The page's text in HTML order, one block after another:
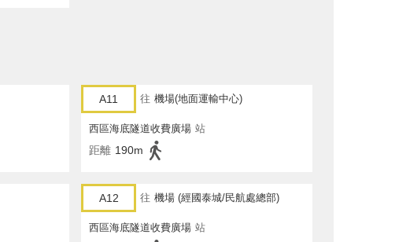
A11 往 機場(地面運輸中心)
西區海底隧道收費廣場 站
距離 190m
A12 往 機場 (經國泰城/民航處總部)
西區海底隧道收費廣場 站